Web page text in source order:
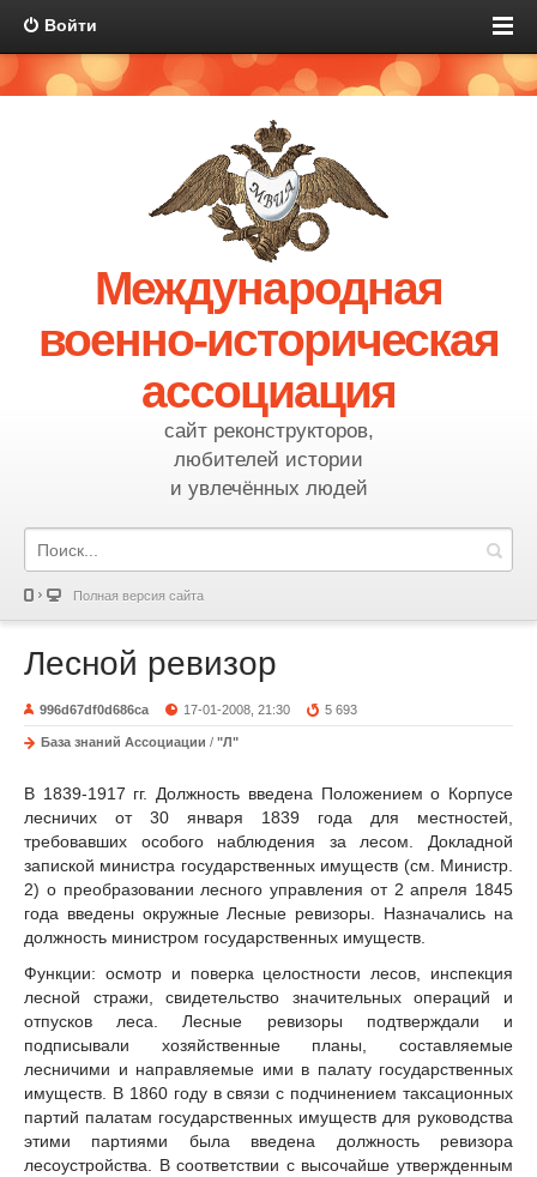
Войти
Международная
военно-историческая
ассоциация
сайт реконструкторов,
любителей истории
и увлечённых людей
Полная версия сайта
Лесной ревизор
996d67df0d686ca 17-01-2008, 21:30 5 693
База знаний Ассоциации / "Л"
В 1839-1917 гг. Должность введена Положением о Корпусе
лесничих от 30 января 1839 года для местностей,
требовавших особого наблюдения за лесом. Докладной
запиской министра государственных имуществ (см. Министр.
2) о преобразовании лесного управления от 2 апреля 1845
года введены окружные Лесные ревизоры. Назначались на
должность министром государственных имуществ.
Функции: осмотр и поверка целостности лесов, инспекция
лесной стражи, свидетельство значительных операций и
отпусков леса. Лесные ревизоры подтверждали и
подписывали хозяйственные планы, составляемые
лесничими и направляемые ими в палату государственных
имуществ. В 1860 году в связи с подчинением таксационных
партий палатам государственных имуществ для руководства
этими партиями была введена должность ревизора
лесоустройства. В соответствии с высочайше утвержденным